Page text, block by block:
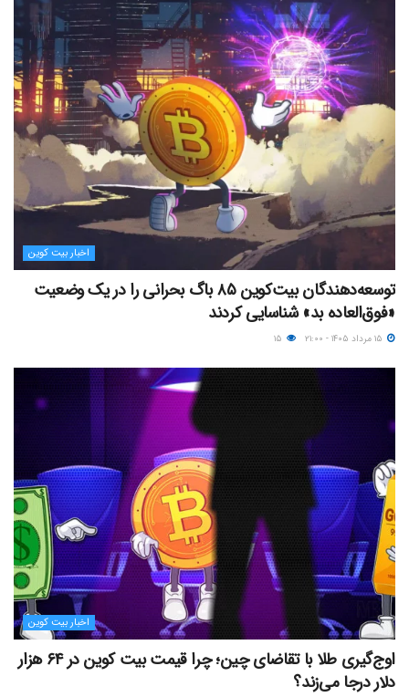
اخبار بیت کوین
توسعه‌دهندگان بیت‌کوین ۸۵ باگ بحرانی را در یک وضعیت
«فوق‌العاده بد» شناسایی کردند
اخبار بیت کوین
اوج‌گیری طلا با تقاضای چین؛ چرا قیمت بیت کوین در ۶۴ هزار
دلار درجا می‌زند؟